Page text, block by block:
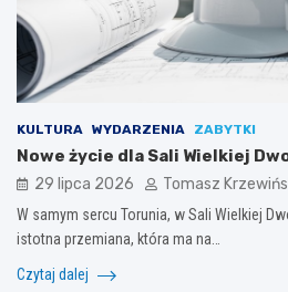
KULTURA WYDARZENIA ZABYTKI
Nowe życie dla Sali Wielkiej
29 lipca 2026 Tomasz
W samym sercu Torunia, w Sali Wielkiej
istotna przemiana, która ma na…
Czytaj dalej